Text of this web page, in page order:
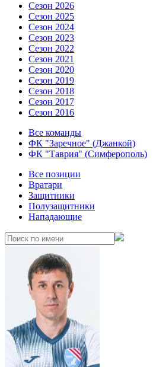
Сезон 2026
Сезон 2025
Сезон 2024
Сезон 2023
Сезон 2022
Сезон 2021
Сезон 2020
Сезон 2019
Сезон 2018
Сезон 2017
Сезон 2016
Все команды
ФК "Заречное" (Джанкой)
ФК "Таврия" (Симферополь)
Все позиции
Вратари
Защитники
Полузащитники
Нападающие